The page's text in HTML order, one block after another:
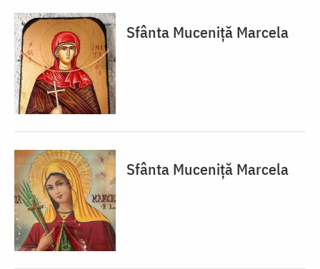
Sfânta Muceniță Marcela
Sfânta Muceniță Marcela